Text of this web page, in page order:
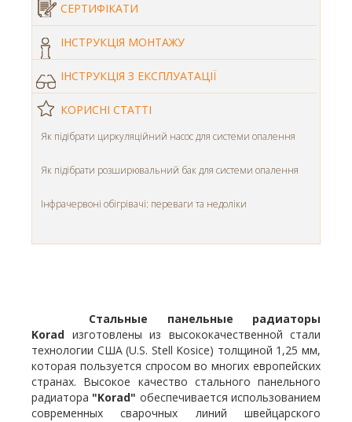
СЕРТИФІКАТИ
ІНСТРУКЦІЯ МОНТАЖУ
ІНСТРУКЦІЯ З ЕКСПЛУАТАЦІЇ
КОРИСНІ СТАТТІ
Як підібрати циркуляційний насос для системи опалення
Як підібрати розширювальний бак для системи опалення
Інфрачервоні обігрівачі: переваги та недоліки
Стальные панельные радиаторы
Korad изготовлены из высококачественной стали
технологии США (U.S. Stell Kosice) толщиной 1,25 мм,
которая пользуется спросом во многих европейских
странах. Высокое качество стального панельного
радиатора "Korad" обеспечивается использованием
современных сварочных линий швейцарского